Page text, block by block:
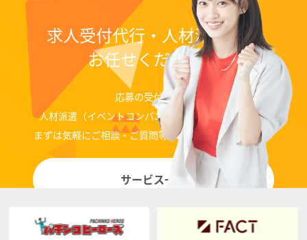
求人受付代行・人材派遣なら
お任せください！
応募の受付代行、
人材派遣（イベントコンパニオン、ディレクター）等
まずは気軽にご相談・ご質問等お問い合わせください。
サービス一覧